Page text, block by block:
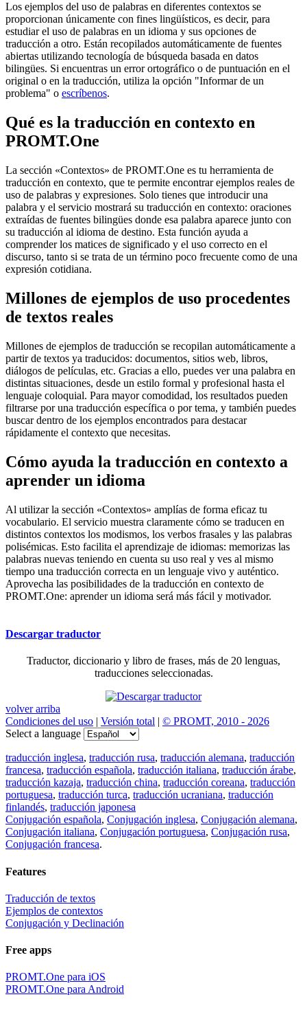
Los ejemplos del uso de palabras en diferentes contextos se
proporcionan únicamente con fines lingüísticos, es decir, para
estudiar el uso de palabras en un idioma y sus opciones de
traducción a otro. Están recopilados automáticamente de fuentes
abiertas utilizando tecnología de búsqueda basada en datos
bilingües. Si encuentras un error ortográfico o de puntuación en el
original o en la traducción, utiliza la opción "Informar de un
problema" o escríbenos.
Qué es la traducción en contexto en
PROMT.One
La sección «Contextos» de PROMT.One es tu herramienta de
traducción en contexto, que te permite encontrar ejemplos reales de
uso de palabras y expresiones. Solo tienes que introducir una
palabra y el servicio mostrará su traducción en contexto: oraciones
extraídas de fuentes bilingües donde esa palabra aparece junto con
su traducción al idioma de destino. Esta función ayuda a
comprender los matices de significado y el uso correcto en el
discurso, tanto si se trata de un término poco frecuente como de una
expresión cotidiana.
Millones de ejemplos de uso procedentes
de textos reales
Millones de ejemplos de traducción se recopilan automáticamente a
partir de textos ya traducidos: documentos, sitios web, libros,
diálogos de películas, etc. Gracias a ello, puedes ver una palabra en
distintas situaciones, desde un estilo formal y profesional hasta el
lenguaje coloquial. Para mayor comodidad, los resultados pueden
filtrarse por una traducción específica o por tema, y también puedes
buscar dentro de los ejemplos encontrados para destacar
rápidamente el contexto que necesitas.
Cómo ayuda la traducción en contexto a
aprender un idioma
Al utilizar la sección «Contextos» amplías de forma eficaz tu
vocabulario. El servicio muestra claramente cómo se traducen en
distintos contextos los modismos, los verbos frasales y las palabras
polisémicas. Esto facilita el aprendizaje de idiomas: memorizas las
palabras nuevas teniendo en cuenta su uso real y ves al mismo
tiempo una traducción correcta en un lenguaje vivo y auténtico.
Aprovecha las posibilidades de la traducción en contexto de
PROMT.One: aprender un idioma será más fácil y motivador.
Descargar traductor
Traductor, diccionario y libro de frases, más de 20 lenguas,
traducciones seleccionadas.
volver arriba
Condiciones del uso | Versión total | © PROMT, 2010 - 2026
Select a language
traducción inglesa, traducción rusa, traducción alemana, traducción
francesa, traducción española, traducción italiana, traducción árabe,
traducción kazaja, traducción china, traducción coreana, traducción
portuguesa, traducción turca, traducción ucraniana, traducción
finlandés, traducción japonesa
Conjugación española, Conjugación inglesa, Conjugación alemana,
Conjugación italiana, Conjugación portuguesa, Conjugación rusa,
Conjugación francesa.
Features
Traducción de textos
Ejemplos de contextos
Conjugación y Declinación
Free apps
PROMT.One para iOS
PROMT.One para Android